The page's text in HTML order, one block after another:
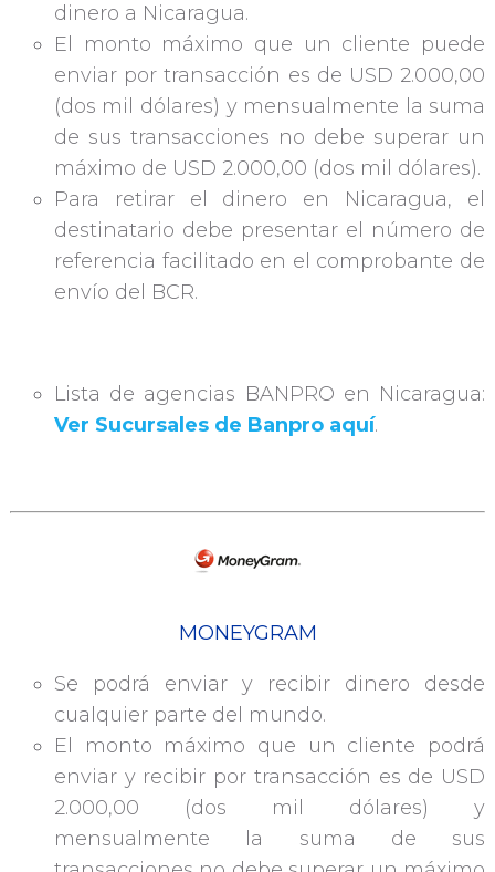
dinero a Nicaragua.
El monto máximo que un cliente puede
enviar por transacción es de USD 2.000,00
(dos mil dólares) y mensualmente la suma
de sus transacciones no debe superar un
máximo de USD 2.000,00 (dos mil dólares).
Para retirar el dinero en Nicaragua, el
destinatario debe presentar el número de
referencia facilitado en el comprobante de
envío del BCR.
Lista de agencias BANPRO en Nicaragua:
Ver Sucursales de Banpro aquí.
MONEYGRAM
Se podrá enviar y recibir dinero desde
cualquier parte del mundo.
El monto máximo que un cliente podrá
enviar y recibir por transacción es de USD
2.000,00 (dos mil dólares) y
mensualmente la suma de sus